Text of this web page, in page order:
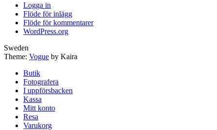
Logga in
Flöde för inlägg
Flöde för kommentarer
WordPress.org
Sweden
Theme: Vogue by Kaira
Butik
Fotografera
I uppförsbacken
Kassa
Mitt konto
Resa
Varukorg